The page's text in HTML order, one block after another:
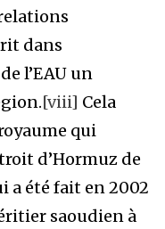
dans
l’EAU un
[viii] Cela
qui
d’Hormuz de
a été fait en 2002
saoudien à